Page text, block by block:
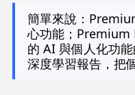
簡單來說：
心功能；Premium
的 AI 與個人化功
深度學習報告，把